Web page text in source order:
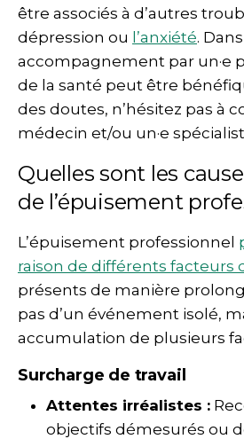
être associés à d’autres
dépression ou l’anxiété.
accompagnement par un·e
de la santé peut être
des doutes, n’hésitez pas à
médecin et/ou un·e
Quelles sont les
de l’épuisement
L’épuisement professionnel
raison de différents facteurs
présents de manière
pas d’un événement isolé,
accumulation de plusieurs
Surcharge de travail
Attentes irréalistes :
objectifs démesurés ou